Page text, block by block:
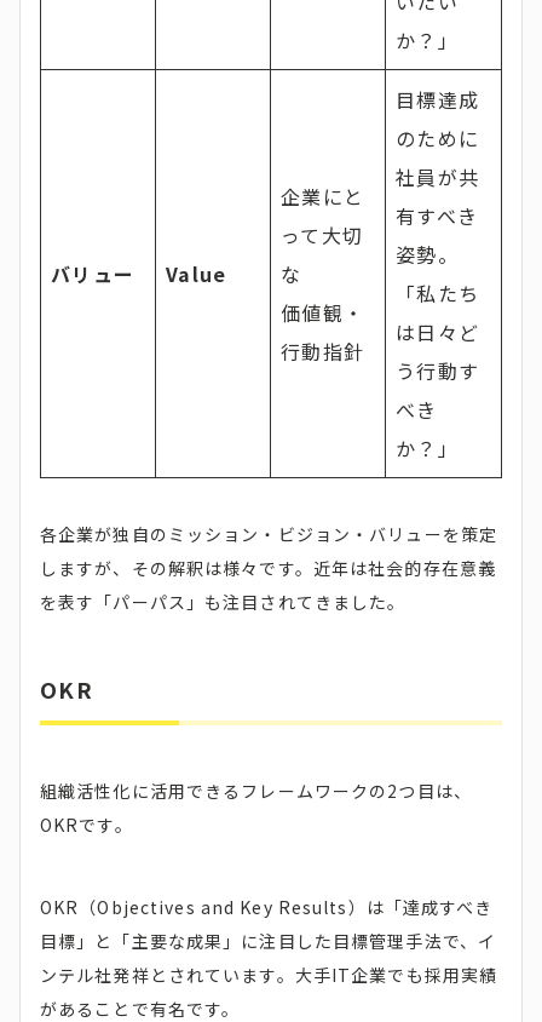
か？」
バリュー Value
企業にと
って大切
な
価値観・
行動指針
目標達成
のために
社員が共
有すべき
姿勢。
「私たち
は日々ど
う行動す
べき
か？」
各企業が独自のミッション・ビジョン・バリューを策定
しますが、その解釈は様々です。近年は社会的存在意義
を表す「パーパス」も注目されてきました。
OKR
組織活性化に活用できるフレームワークの2つ目は、
OKRです。
OKR（Objectives and Key Results）は「達成すべき
目標」と「主要な成果」に注目した目標管理手法で、イ
ンテル社発祥とされています。大手IT企業でも採用実績
があることで有名です。